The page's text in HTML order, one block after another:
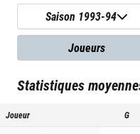
Saison 1993-94
Joueurs
Statistiques
Joueur G